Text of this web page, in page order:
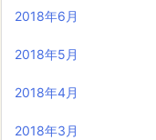
2018年6月
2018年5月
2018年4月
2018年3月